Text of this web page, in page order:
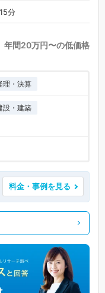
分
年間20万円〜の低価格
理・決算
設・建築
料金・事例を見る